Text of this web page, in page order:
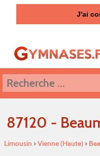
J'ai
87120 -
Limousin ›Vienne (Haute)›